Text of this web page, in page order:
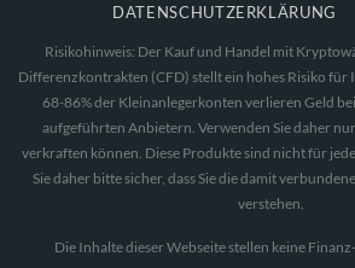
DATENSCHUTZERKLÄRUNG
Risikohinweis: Der Kauf und Handel mit
Differenzkontrakten (CFD) stellt ein hohes Risiko für
68-86% der Kleinanlegerkonten verlieren Geld
aufgeführten Anbietern. Verwenden Sie daher
verkraften können. Diese Produkte sind nicht für
Sie daher bitte sicher, dass Sie die damit
verstehen.
Die Inhalte dieser Webseite stellen keine